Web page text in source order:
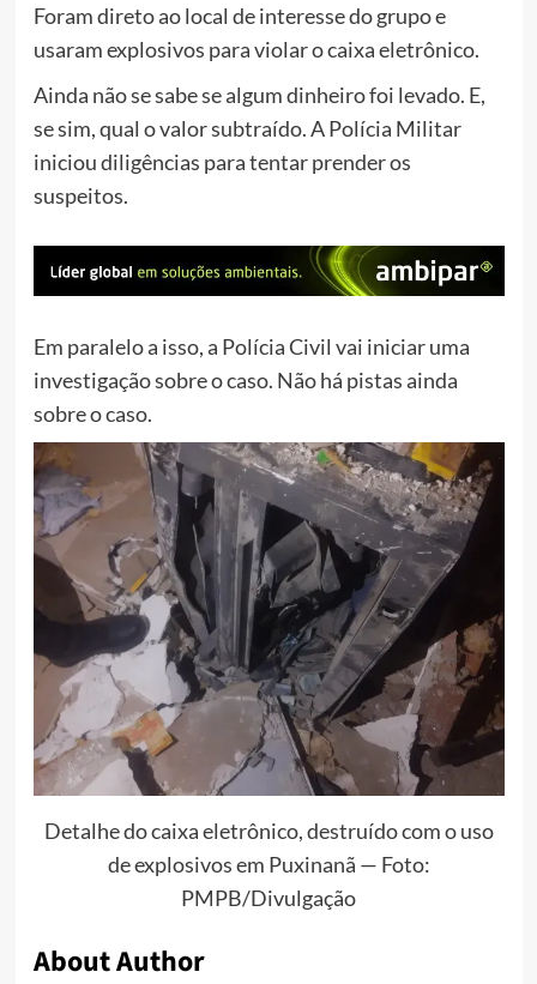
Foram direto ao local de interesse do grupo e
usaram explosivos para violar o caixa eletrônico.
Ainda não se sabe se algum dinheiro foi levado. E,
se sim, qual o valor subtraído. A Polícia Militar
iniciou diligências para tentar prender os
suspeitos.
Em paralelo a isso, a Polícia Civil vai iniciar uma
investigação sobre o caso. Não há pistas ainda
sobre o caso.
Detalhe do caixa eletrônico, destruído com o uso
de explosivos em Puxinanã — Foto:
PMPB/Divulgação
About Author